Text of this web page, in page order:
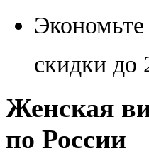
скидки до
Женская
по России